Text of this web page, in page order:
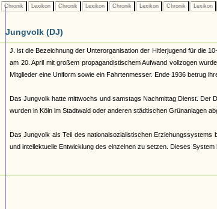
Chronik Lexikon Chronik Lexikon Chronik Lexikon Chronik Lexikon
Jungvolk (DJ)
J. ist die Bezeichnung der Unterorganisation der Hitlerjugend für die
am 20. April mit großem propagandistischem Aufwand vollzogen
Mitglieder eine Uniform sowie ein Fahrtenmesser. Ende 1936 betrug
Das Jungvolk hatte mittwochs und samstags Nachmittag Dienst. Der
wurden in Köln im Stadtwald oder anderen städtischen Grünanlagen
Das Jungvolk als Teil des nationalsozialistischen
und intellektuelle Entwicklung des einzelnen zu setzen. Dieses